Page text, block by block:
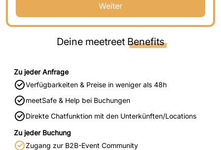
Weiter
Deine meetreet Benefits
Zu jeder Anfrage
Verfügbarkeiten & Preise in weniger als 48h
meetSafe & Help bei Buchungen
Direkte Chatfunktion mit den Unterkünften/Locations
Zu jeder Buchung
Zugang zur B2B-Event Community